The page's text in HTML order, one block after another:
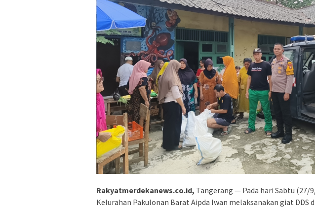
Rakyatmerdekanews.co.id, Tangerang — Pada hari Sabtu (27/
Kelurahan Pakulonan Barat Aipda Iwan melaksanakan giat DDS